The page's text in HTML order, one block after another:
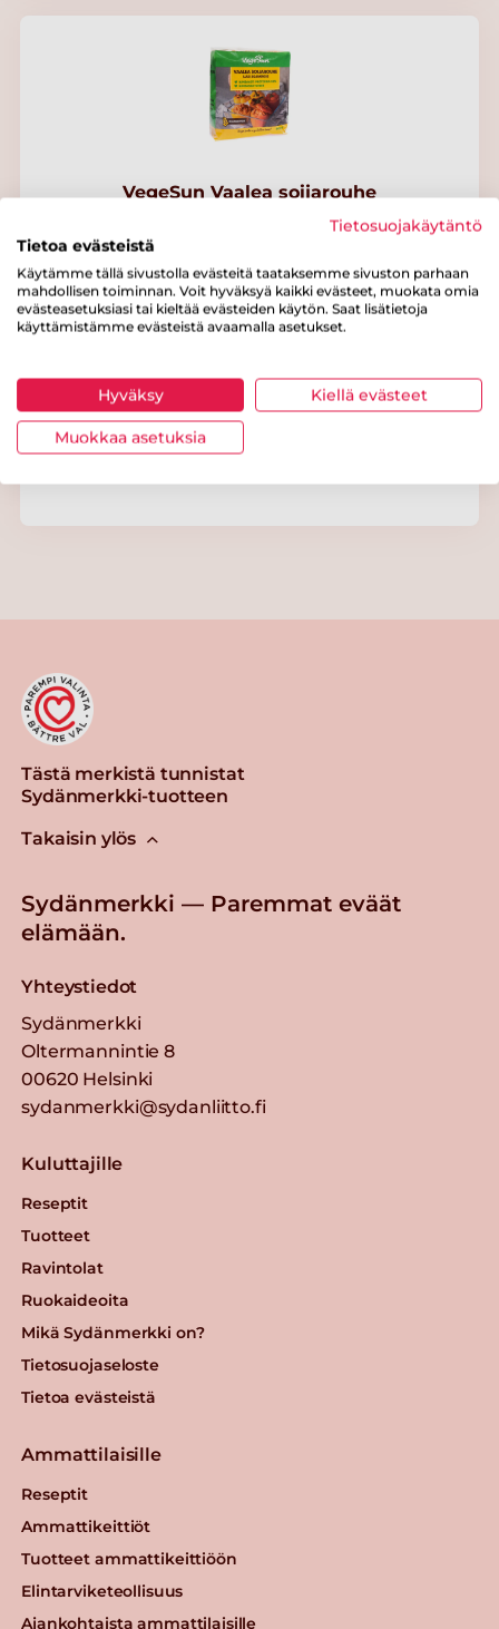
VegeSun Vaalea soijarouhe
VegeSun Tumma soijarouhe
Tästä merkistä tunnistat
Sydänmerkki-tuotteen
Takaisin ylös
Sydänmerkki — Paremmat eväät
elämään.
Yhteystiedot
Sydänmerkki
Oltermannintie 8
00620 Helsinki
sydanmerkki@sydanliitto.fi
Kuluttajille
Reseptit
Tuotteet
Ravintolat
Ruokaideoita
Mikä Sydänmerkki on?
Tietosuojaseloste
Tietoa evästeistä
Ammattilaisille
Reseptit
Ammattikeittiöt
Tuotteet ammattikeittiöön
Elintarviketeollisuus
Ajankohtaista ammattilaisille
Tietosuojakäytäntö
Tietoa evästeistä
Käytämme tällä sivustolla evästeitä taataksemme sivuston parhaan
mahdollisen toiminnan. Voit hyväksyä kaikki evästeet, muokata omia
evästeasetuksiasi tai kieltää evästeiden käytön. Saat lisätietoja
käyttämistämme evästeistä avaamalla asetukset.
Hyväksy Kiellä evästeet
Muokkaa asetuksia